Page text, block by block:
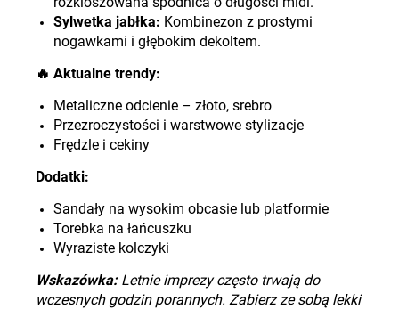
Sylwetka jabłka: Kombinezon z prostymi
nogawkami i głębokim dekoltem.
🔥 Aktualne trendy:
Metaliczne odcienie – złoto, srebro
Przezroczystości i warstwowe stylizacje
Frędzle i cekiny
Dodatki:
Sandały na wysokim obcasie lub platformie
Torebka na łańcuszku
Wyraziste kolczyki
Wskazówka:Letnie imprezy często trwają do
wczesnych godzin porannych. Zabierz ze sobą lekki